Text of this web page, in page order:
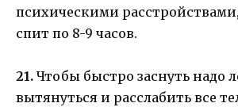
психическими
спит по 8-9 часов.
21. Чтобы быстро заснуть надо
вытянуться и расслабить все